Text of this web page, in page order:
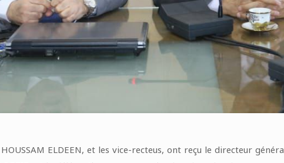
ELDEEN, et les vice-recteus, ont reçu le directeur